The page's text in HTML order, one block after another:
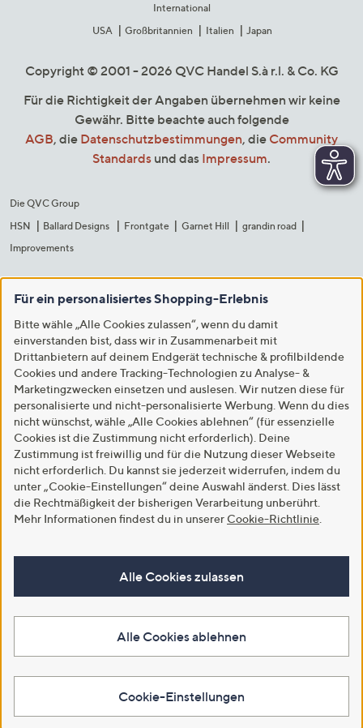
International
USA
Großbritannien Italien Japan
Copyright © 2001 - 2026 QVC Handel S.à r.l. & Co. KG
Für die Richtigkeit der Angaben übernehmen wir keine
Gewähr. Bitte beachte auch folgende
AGB, die Datenschutzbestimmungen, die Community
Standards und das Impressum.
Die QVC Group
HSN
Ballard Designs Frontgate Garnet Hill
grandin road
Improvements
Für ein personalisiertes Shopping-Erlebnis
Bitte wähle „Alle Cookies zulassen“, wenn du damit
einverstanden bist, dass wir in Zusammenarbeit mit
Drittanbietern auf deinem Endgerät technische & profilbildende
Cookies und andere Tracking-Technologien zu Analyse- &
Marketingzwecken einsetzen und auslesen. Wir nutzen diese für
personalisierte und nicht-personalisierte Werbung. Wenn du dies
nicht wünschst, wähle „Alle Cookies ablehnen“ (für essenzielle
Cookies ist die Zustimmung nicht erforderlich). Deine
Zustimmung ist freiwillig und für die Nutzung dieser Webseite
nicht erforderlich. Du kannst sie jederzeit widerrufen, indem du
unter „Cookie-Einstellungen“ deine Auswahl änderst. Dies lässt
die Rechtmäßigkeit der bisherigen Verarbeitung unberührt.
Mehr Informationen findest du in unserer Cookie-Richtlinie
Alle Cookies zulassen
Alle Cookies ablehnen
Cookie-Einstellungen